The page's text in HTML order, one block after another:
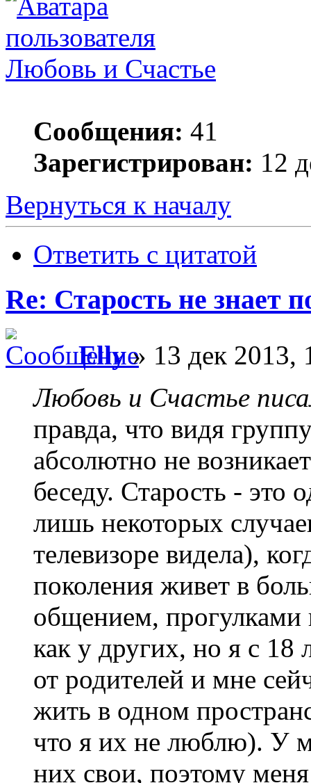
Любовь и Счастье
Сообщения: 41
Зарегистрирован: 12
Вернуться к началу
Ответить с цитатой
Re: Старость не знает
Elly» 13 дек 2013,
Любовь и Счастье
правда, что видя
абсолютно не
беседу. Старость - это
лишь некоторых
телевизоре видела),
поколения живет в
общением,
как у других, но я с 18
от родителей и мне
жить в одном
что я их не люблю). У
них свои, поэтому